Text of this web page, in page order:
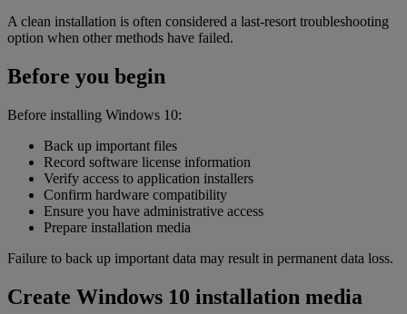
A clean installation is often considered a last-resort troubleshooting
option when other methods have failed.
Before you begin
Before installing Windows 10:
Back up important files
Record software license information
Verify access to application installers
Confirm hardware compatibility
Ensure you have administrative access
Prepare installation media
Failure to back up important data may result in permanent data loss.
Create Windows 10 installation media